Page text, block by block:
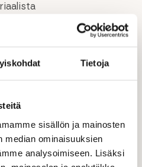
Tietoja
sisällön ja mainosten
median ominaisuuksien
analysoimiseen. Lisäksi
alaosassa
liankestävä DWR-
nopeaan
materiaali edessä estää
ja liikkuvuus